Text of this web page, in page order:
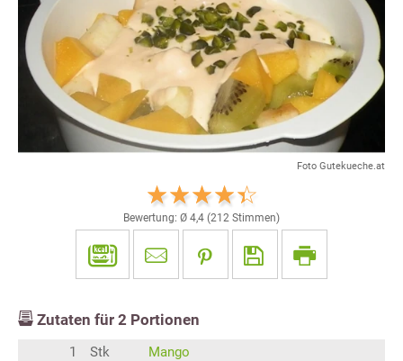
Foto Gutekueche.at
Bewertung: Ø 4,4 (212 Stimmen)
Zutaten für 2 Portionen
1 Stk
Mango